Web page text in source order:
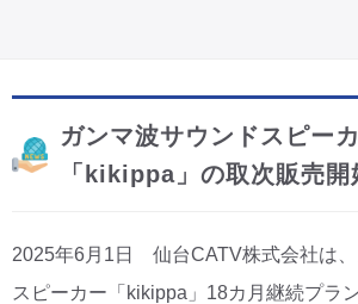
ガンマ波サウンドスピー
「kikippa」の取次販売開
2025年6月1日 仙台CATV株式会社は、
スピーカー「kikippa」18カ月継続プラ
サービスエリア
CM・広告掲載